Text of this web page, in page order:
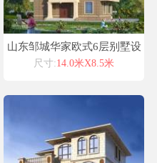
山东邹城华家欧式6层别墅设
计喜天下别墅设计图纸
尺寸:14.0米X8.5米